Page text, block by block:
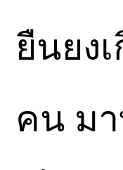
ยืนยง
คน ม